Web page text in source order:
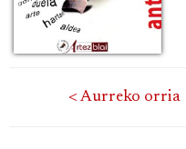
< Aurreko orria